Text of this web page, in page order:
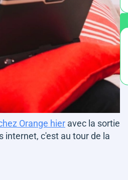
Orange hier avec la sortie
internet, c'est au tour de la